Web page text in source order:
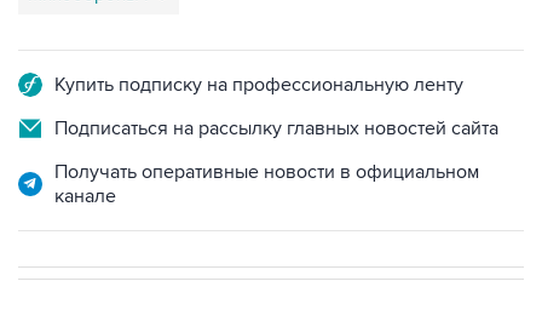
Купить подписку на профессиональную ленту
Подписаться на рассылку главных новостей сайта
Получать оперативные новости в официальном
канале